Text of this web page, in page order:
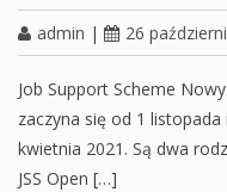
admin | 26
Job Support Scheme
zaczyna się od 1
kwietnia 2021. Są dwa
JSS Open […]